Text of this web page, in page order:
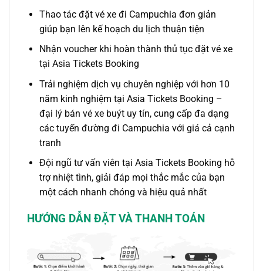
Thao tác đặt vé xe đi Campuchia đơn giản
giúp bạn lên kế hoạch du lịch thuận tiện
Nhận voucher khi hoàn thành thủ tục đặt vé xe
tại Asia Tickets Booking
Trải nghiệm dịch vụ chuyên nghiệp với hơn 10
năm kinh nghiệm tại Asia Tickets Booking –
đại lý bán vé xe buýt uy tín, cung cấp đa dạng
các tuyến đường đi Campuchia với giá cả cạnh
tranh
Đội ngũ tư vấn viên tại Asia Tickets Booking hỗ
trợ nhiệt tình, giải đáp mọi thắc mắc của bạn
một cách nhanh chóng và hiệu quả nhất
HƯỚNG DẪN ĐẶT VÀ THANH TOÁN